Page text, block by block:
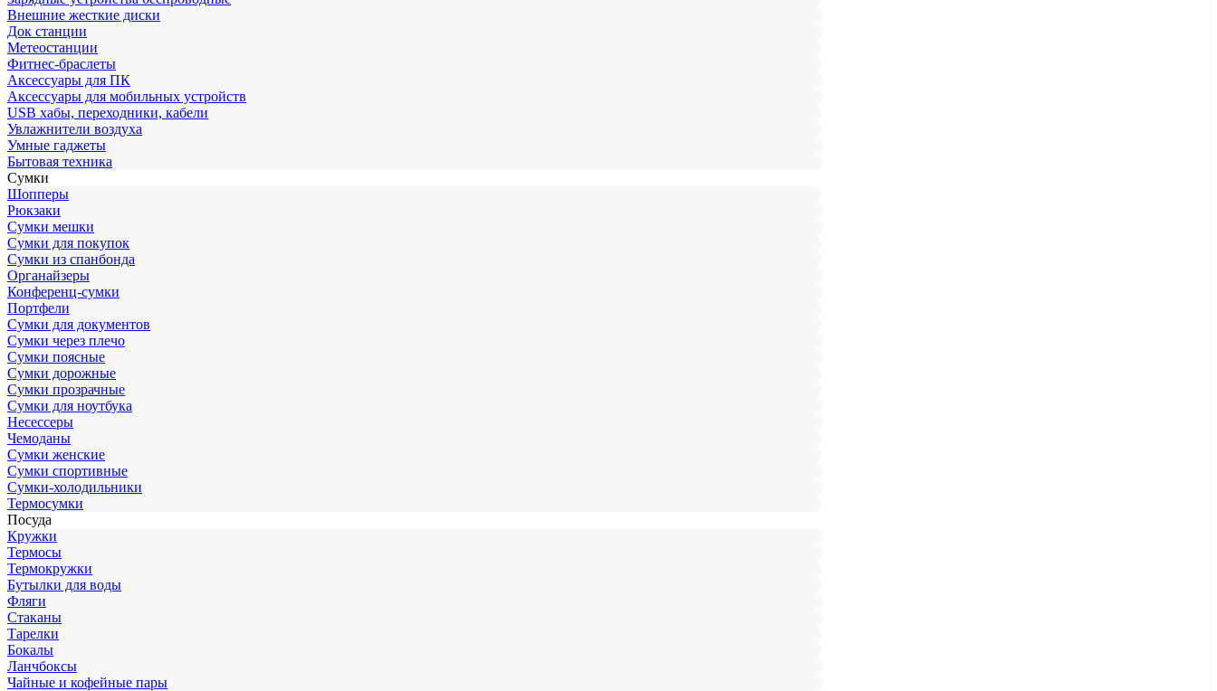
Внешние жесткие диски
Док станции
Метеостанции
Фитнес-браслеты
Аксессуары для ПК
Аксессуары для мобильных устройств
USB хабы, переходники, кабели
Увлажнители воздуха
Умные гаджеты
Бытовая техника
Сумки
Шопперы
Рюкзаки
Сумки мешки
Сумки для покупок
Сумки из спанбонда
Органайзеры
Конференц-сумки
Портфели
Сумки для документов
Сумки через плечо
Сумки поясные
Сумки дорожные
Сумки прозрачные
Сумки для ноутбука
Несессеры
Чемоданы
Сумки женские
Сумки спортивные
Сумки-холодильники
Термосумки
Посуда
Кружки
Термосы
Термокружки
Бутылки для воды
Фляги
Стаканы
Тарелки
Бокалы
Ланчбоксы
Чайные и кофейные пары